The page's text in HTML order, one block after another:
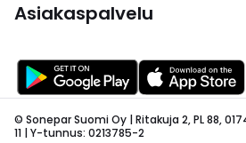
Asiakaspalvelu
© Sonepar Suomi Oy | Ritakuja 2, PL 88,
11 | Y-tunnus: 0213785-2